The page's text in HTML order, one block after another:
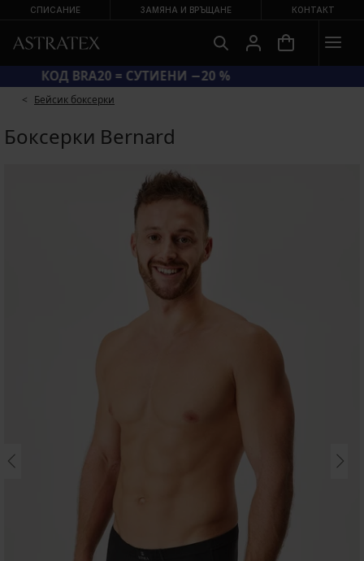
СПИСАНИЕ ЗАМЯНА И ВРЪЩАНЕ КОНТАКТ
КОД BRA20 = СУТИЕНИ −20 %
Бейсик боксерки
Боксерки Bernard